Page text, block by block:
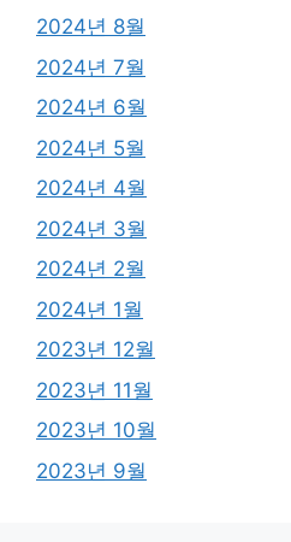
2024년 8월
2024년 7월
2024년 6월
2024년 5월
2024년 4월
2024년 3월
2024년 2월
2024년 1월
2023년 12월
2023년 11월
2023년 10월
2023년 9월